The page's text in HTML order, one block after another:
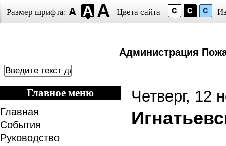
Размер шрифта: Цвета сайта
Администрация
Главное меню
Главная
События
Руководство
Четверг, 12